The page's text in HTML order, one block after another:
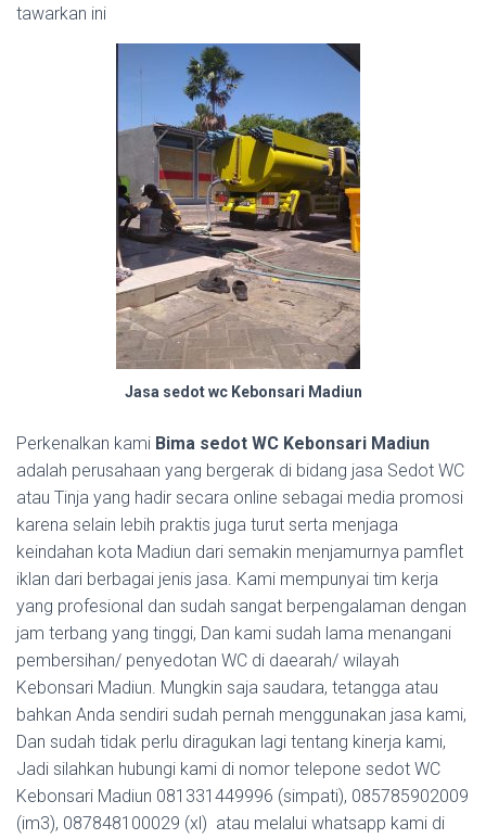
tawarkan ini
Jasa sedot wc Kebonsari Madiun
Perkenalkan kami Bima sedot WC Kebonsari Madiun
adalah perusahaan yang bergerak di bidang jasa Sedot WC
atau Tinja yang hadir secara online sebagai media promosi
karena selain lebih praktis juga turut serta menjaga
keindahan kota Madiun dari semakin menjamurnya pamflet
iklan dari berbagai jenis jasa. Kami mempunyai tim kerja
yang profesional dan sudah sangat berpengalaman dengan
jam terbang yang tinggi, Dan kami sudah lama menangani
pembersihan/ penyedotan WC di daearah/ wilayah
Kebonsari Madiun. Mungkin saja saudara, tetangga atau
bahkan Anda sendiri sudah pernah menggunakan jasa kami,
Dan sudah tidak perlu diragukan lagi tentang kinerja kami,
Jadi silahkan hubungi kami di nomor telepone sedot WC
Kebonsari Madiun 081331449996 (simpati), 085785902009
(im3), 087848100029 (xl) atau melalui whatsapp kami di